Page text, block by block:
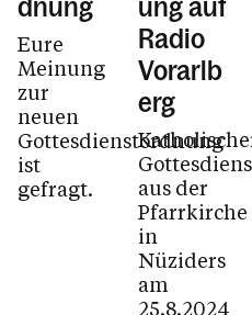
dnung
Eure
Meinung
zur
neuen
Gottesdienstordnung
ist
gefragt.
ung auf
Radio
Vorarlb
erg
aus der
Pfarrkirche
in
Nüziders
am
25.8.2024